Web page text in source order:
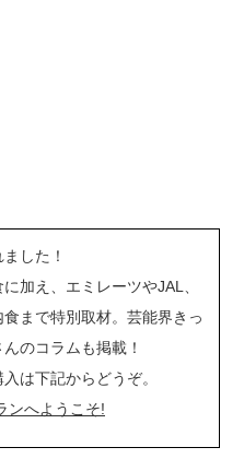
した！
加え、エミレーツやJAL、
まで特別取材。芸能界きっ
のコラムも掲載！
は下記からどうぞ。
ンへようこそ!